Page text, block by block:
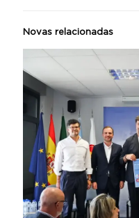
Novas relacionadas